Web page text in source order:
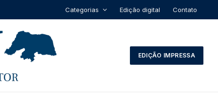
Categorias Edição digital Contato
EDIÇÃO IMPRESSA